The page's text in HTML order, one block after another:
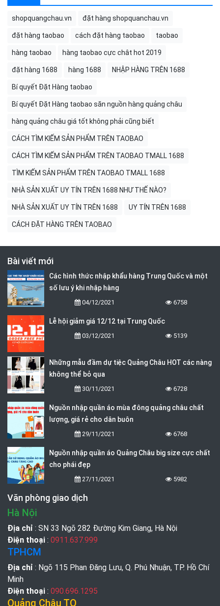
shopquangchau.vn đặt hàng shopquanchau.vn
đặt hàng taobao cách đặt hàng taobao taobao
hàng taobao hàng taobao cực chât hot 2019
đặt hàng 1688 hàng 1688 NHẬP HÀNG TRÊN 1688
Bí quyết Đặt Hàng taobao
Bí quyết Đặt Hàng taobao săn nguồn hàng quảng châu
hàng quảng châu giá tốt không phải cũng biết
CÁCH TÌM KIẾM SẢN PHẨM TRÊN TAOBAO
CÁCH TÌM KIẾM SẢN PHẨM TRÊN TAOBAO TMALL 1688
TÌM KIẾM SẢN PHẨM TRÊN TAOBAO TMALL 1688
NHÀ SẢN XUẤT UY TÍN TRÊN 1688 NHƯ THẾ NÀO?
NHÀ SẢN XUẤT UY TÍN TRÊN 1688 UY TÍN TRÊN 1688
CÁCH ĐẶT HÀNG TRÊN TAOBAO
Bài viết mới
Các hình thức nhập khẩu hàng Trung Quốc và một
số lưu ý khi nhập hàng
04/12/2021 6758
Lễ hội giảm giá 12/12 tại Trung Quốc
03/12/2021 5139
Những mẫu đầm dự tiệc Quảng Châu HOT các nàng
không thể bỏ qua
30/11/2021 6728
Nguồn nhập quần áo mùa đông quảng châu chất
lượng, giá rẻ cho dân buôn
29/11/2021 6768
Nguồn nhập quần áo Quảng Châu big size cực chất
cho phái đẹp
27/11/2021 5982
Văn phòng giao dịch
Hà Nội
Địa chỉ : SN 33 Ngõ 282 Đường Kim Giang, Hà Nội
Điện thoại : 0911.637.999
TPHCM
Địa chỉ : Ngõ 115 Phan Đăng Lưu, Q. Phú Nhuận, TP. Hồ Chí
Minh
Điện thoại : 090.696.1295
Quảng Châu TQ